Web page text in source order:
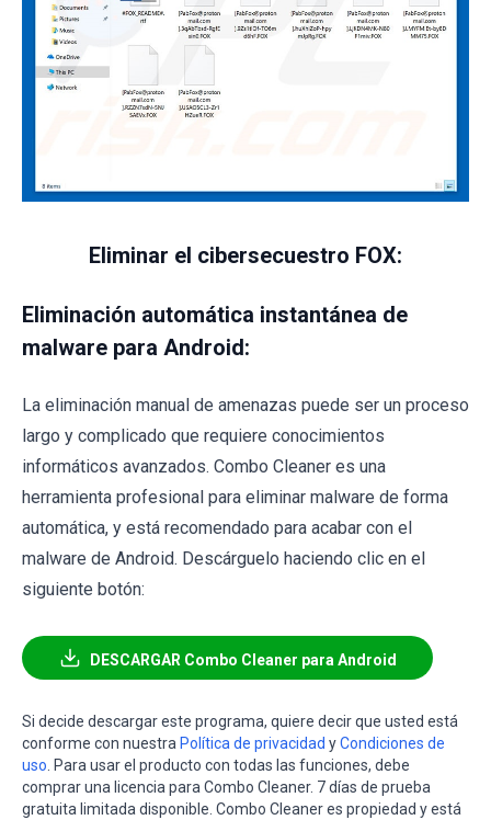
Eliminar el cibersecuestro FOX:
Eliminación automática instantánea de
malware para Android:
La eliminación manual de amenazas puede ser un proceso
largo y complicado que requiere conocimientos
informáticos avanzados. Combo Cleaner es una
herramienta profesional para eliminar malware de forma
automática, y está recomendado para acabar con el
malware de Android. Descárguelo haciendo clic en el
siguiente botón:
DESCARGAR Combo Cleaner para Android
Si decide descargar este programa, quiere decir que usted está
conforme con nuestra Política de privacidad yCondiciones de
uso . Para usar el producto con todas las funciones, debe
comprar una licencia para Combo Cleaner. 7 días de prueba
gratuita limitada disponible. Combo Cleaner es propiedad y está